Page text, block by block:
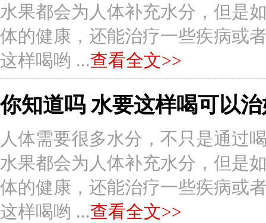
水果都会为人体补充水分，但是
体的健康，还能治疗一些疾病或
这样喝哟 ...查看全文>>
你知道吗 水要这样喝可以
人体需要很多水分，不只是通过
水果都会为人体补充水分，但是
体的健康，还能治疗一些疾病或
这样喝哟 ...查看全文>>